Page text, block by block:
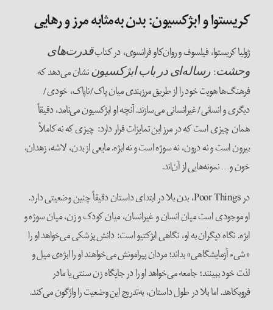
کریستواو ابژکسیون: بدن به‌مثابه مرز و رهایی
ژولیا کریستوا، فیلسوف و روان‌کاو فرانسوی، در کتابقدرت‌های
وحشت:رساله‌ای در بابابژکسیوننشان می‌دهد که
فرهنگ‌ها هویت خود را از طریق مرزبندی میان پاک/ناپاک، خودی/
دیگری و انسانی/غیرانسانی می‌سازند. آنچه او ابژکسیون می‌نامد، دقیقاً
همان چیزی است که در مرز این تمایزات قرار دارد: چیزی که نه کاملاً
بیرون است و نه درون، نه سوژه است و نه ابژه. مایعی از بدن، لاشه، زهدان،
خون و… نمونه‌هایی از آن‌اند.
در Poor Things، بدن بلا در ابتدای داستان دقیقاً چنین وضعیتی دارد.
او موجودی است میان انسان و غیرانسان، میان کودک و زن، میان سوژه و
ابژه. نگاه دیگران به او، نگاهی ابژکتیو است: دانش پزشکی می‌خواهد او را
«شیء آزمایشگاهی» بداند؛ مردان پیرامونش می‌خواهند او را ابژه‌ی میل و
لذت خود ببینند؛ جامعه می‌خواهد او را در جایگاه زن سنتی یا مادر
فروبکاهد. اما بلا در طول داستان، به‌تدریج این وضعیت را واژگون می‌کند.